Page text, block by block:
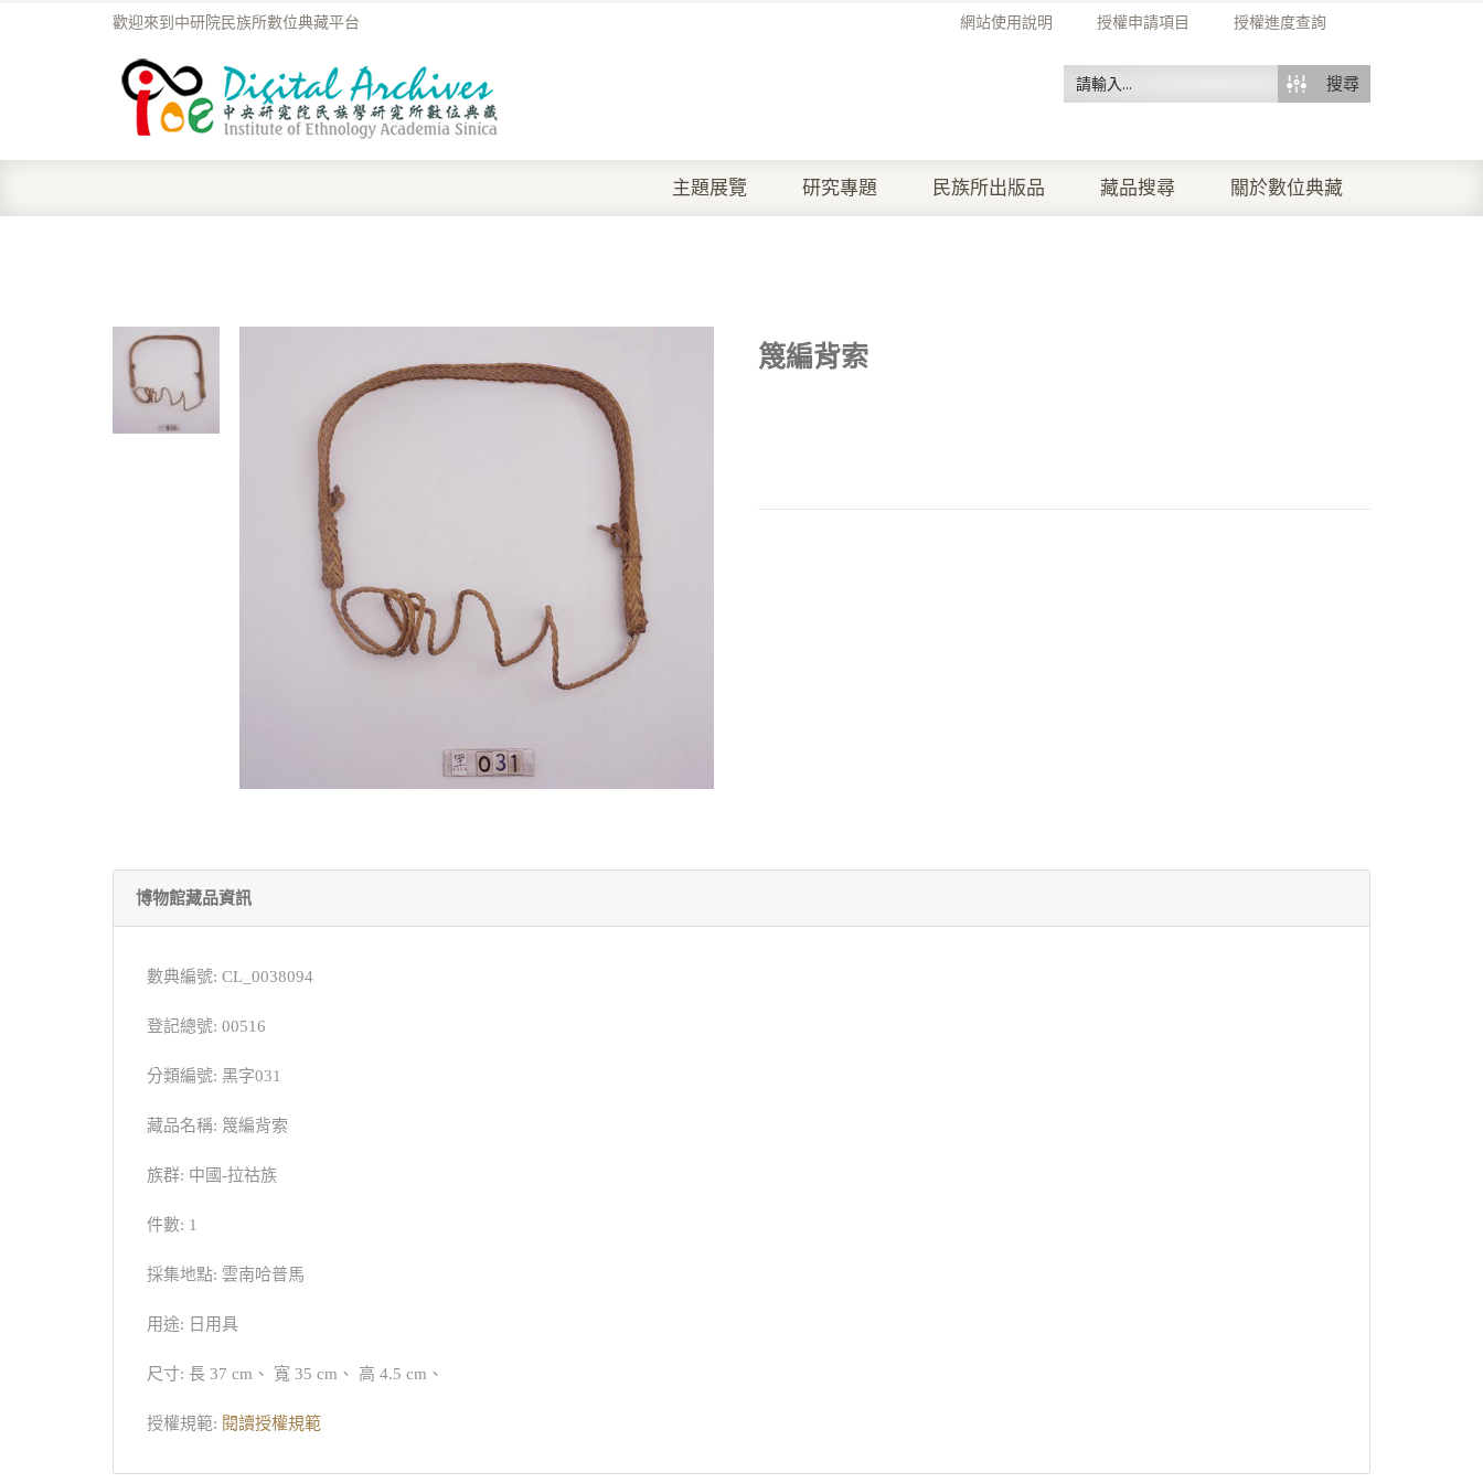
網站使用說明 授權申請項目 授權進度查詢
歡迎來到中研院民族所數位典藏平台
搜尋
主題展覽 研究專題 民族所出版品 藏品搜尋 關於數位典藏
篾編背索
博物館藏品資訊
數典編號: CL_0038094
登記總號: 00516
分類編號: 黑字031
藏品名稱: 篾編背索
族群: 中國-拉祜族
件數: 1
採集地點: 雲南哈普馬
用途: 日用具
尺寸: 長 37 cm、 寬 35 cm、 高 4.5 cm、
授權規範: 閱讀授權規範